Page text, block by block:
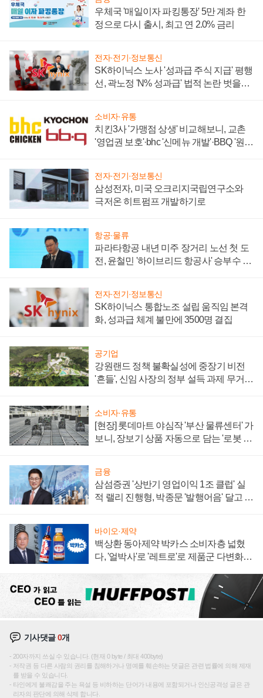
우체국 '매일이자 파킹통장' 5만 계좌 한
정으로 다시 출시, 최고 연 2.0% 금리
전자·전기·정보통신
SK하이닉스 노사 '성과급 주식 지급' 평행
선, 곽노정 'N% 성과급' 법적 논란 벗을지
소비자·유통
치킨3사 '가맹점 상생' 비교해보니, 교촌
'영업권 보호'·bhc '신메뉴 개발'·BBQ '원가
전자·전기·정보통신
삼성전자, 미국 오크리지국립연구소와
극저온 히트펌프 개발하기로
항공·물류
파라타항공 내년 미주 장거리 노선 첫 도
전, 윤철민 '하이브리드 항공사' 승부수 통
전자·전기·정보통신
SK하이닉스 통합노조 설립 움직임 본격
화, 성과급 체계 불만에 3500명 결집
공기업
강원랜드 정책 불확실성에 중장기 비전
'흔들', 신임 사장의 정부 설득 과제 무거워
소비자·유통
[현장] 롯데마트 야심작 '부산 물류센터' 가
보니, 장보기 상품 자동으로 담는 '로봇 40
금융
삼섬증권 '상반기 영업이익 1조 클럽' 실
적 랠리 진행형, 박종문 '발행어음' 달고 연
바이오·제약
백상환 동아제약 박카스 소비자층 넓혔
다, '얼박사'로 '레트로'로 제품군 다변화
기사댓글0개
200자까지 쓰실 수 있습니다. (현재 0 byte / 최대 400byte)
저작권 등 다른 사람의 권리를 침해하거나 명예를 훼손하는 댓글은 관련 법률에 의해 제재
를 받을 수 있습니다.
타인에게 불쾌감을 주는 욕설 등 비하하는 단어가 내용에 포함되거나 인신공격성 글은 관
리자의 판단에 의해 삭제 합니다.